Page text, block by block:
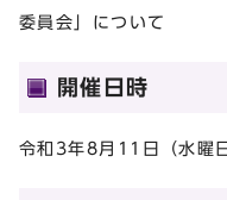
委員会」について
開催日時
令和3年8月11日（水曜